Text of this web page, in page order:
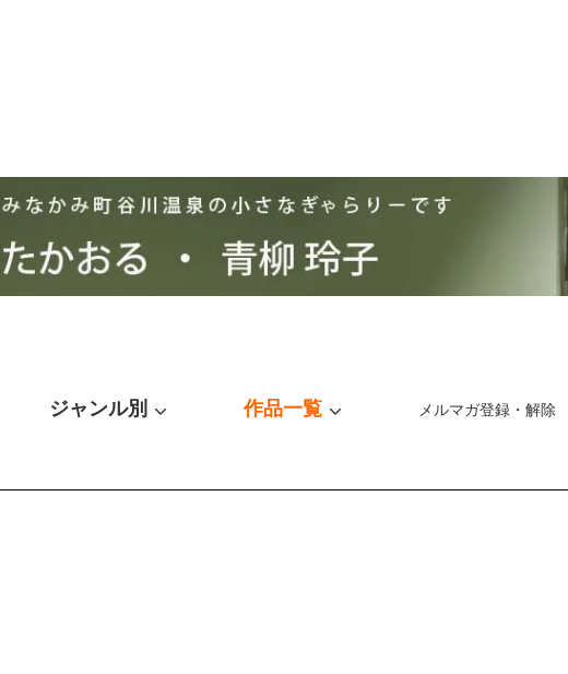
ジャンル別 作品一覧 メルマガ登録・解除